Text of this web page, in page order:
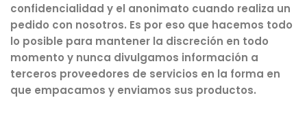
confidencialidad y el anonimato cuando realiza un
pedido con nosotros. Es por eso que hacemos todo
lo posible para mantener la discreción en todo
momento y nunca divulgamos información a
terceros proveedores de servicios en la forma en
que empacamos y enviamos sus productos.